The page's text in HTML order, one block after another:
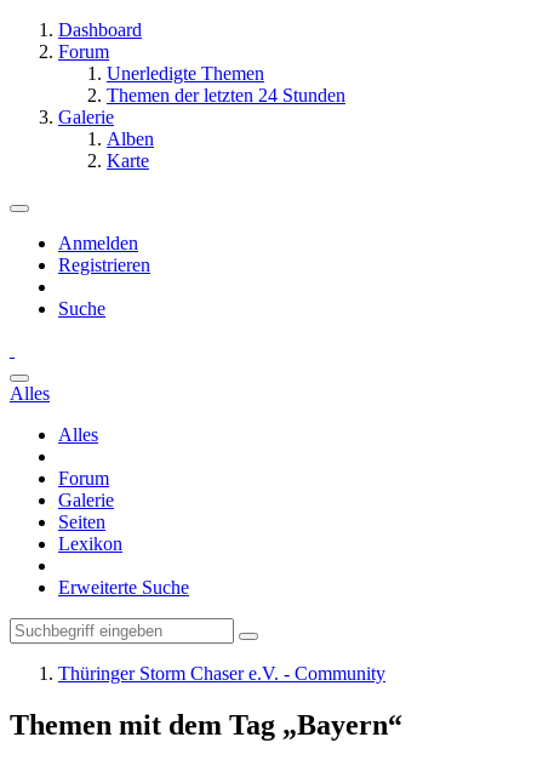
Dashboard
Forum
Unerledigte Themen
Themen der letzten 24 Stunden
Galerie
Alben
Karte
Anmelden
Registrieren
Suche
Alles
Alles
Forum
Galerie
Seiten
Lexikon
Erweiterte Suche
Thüringer Storm Chaser e.V. - Community
Themen mit dem Tag „Bayern“